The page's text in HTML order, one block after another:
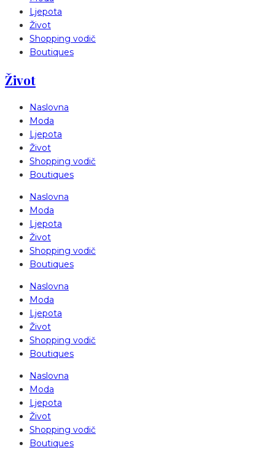
Ljepota
Život
Shopping vodič
Boutiques
Život
Naslovna
Moda
Ljepota
Život
Shopping vodič
Boutiques
Naslovna
Moda
Ljepota
Život
Shopping vodič
Boutiques
Naslovna
Moda
Ljepota
Život
Shopping vodič
Boutiques
Naslovna
Moda
Ljepota
Život
Shopping vodič
Boutiques